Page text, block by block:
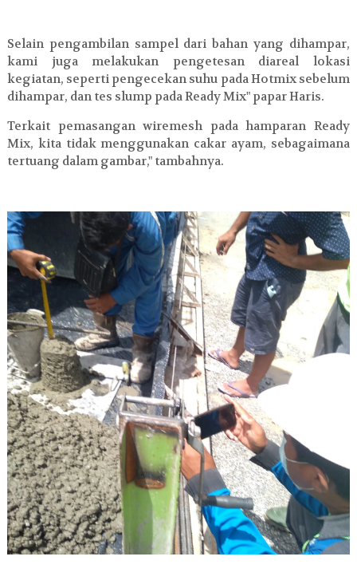
Selain pengambilan sampel dari bahan yang dihampar,
kami juga melakukan pengetesan diareal lokasi
kegiatan, seperti pengecekan suhu pada Hotmix sebelum
dihampar, dan tes slump pada Ready Mix" papar Haris.
Terkait pemasangan wiremesh pada hamparan Ready
Mix, kita tidak menggunakan cakar ayam, sebagaimana
tertuang dalam gambar," tambahnya.